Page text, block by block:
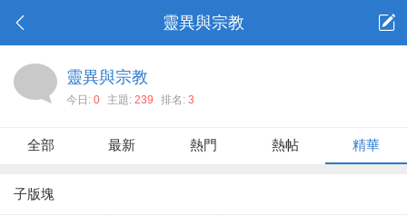
靈異與宗教
靈異與宗教
今日: 0 主題: 239 排名: 3
全部 最新 熱門 熱帖 精華
子版塊